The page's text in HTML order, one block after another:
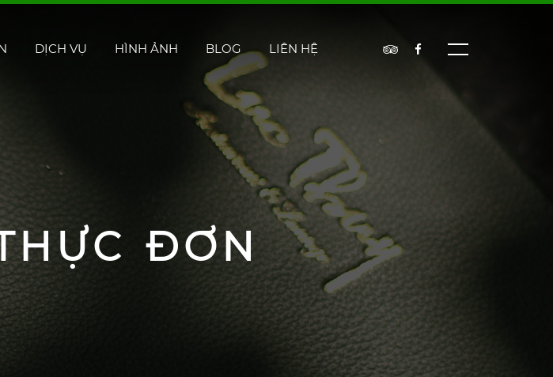
DỊCH VỤ HÌNH ẢNH BLOG LIÊN HỆ
ĐƠN